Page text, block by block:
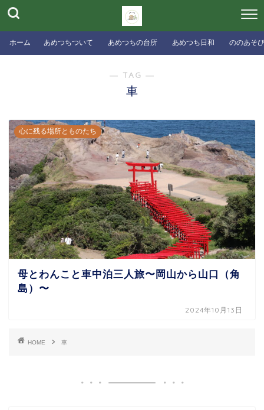
ホーム あめつちついて あめつちの台所 あめつち日和 ののあそ
― TAG ―
車
心に残る場所とものたち
母とわんこと車中泊三人旅〜岡山から山口（角
島）〜
2024年10月13日
HOME 車